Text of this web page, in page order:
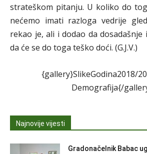
strateškom pitanju. U koliko do
nećemo imati razloga vedrije
rekao je, ali i dodao da dosadašnje
da će se do toga teško doći. (G.J.V.)
{gallery}SlikeGodina2018/
Demografija{/
Najnovije vijesti
Gradonačelnik Babac